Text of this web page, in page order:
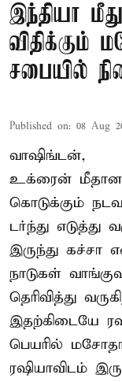
இந்தியா
விதிக்கும்
சபையில்
Published on: 08 Aug
வாஷிங்டன்,
உக்ரைன் மீதான
கொடுக்கும்
டர்ந்து எடுத்து
இருந்து
நாடுகள்
தெரிவித்து
இதற்கிடையே
பெயரில்
ரஷியாவிடம்